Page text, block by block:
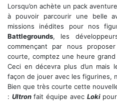
Lorsqu’on achète un pack
à pouvoir parcourir une belle
missions inédites pour nos
Battlegrounds, les
commençant par nous
courte, comptez une heure
Ceci en décevra plus d’un
façon de jouer avec les figurines,
Bien que très courte cette
: Ultron fait équipe avec Loki